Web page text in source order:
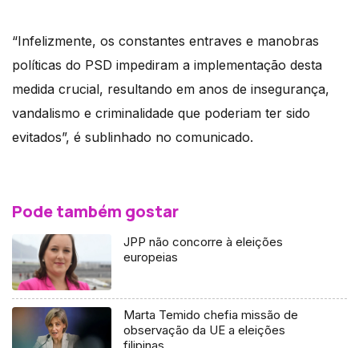
“Infelizmente, os constantes entraves e manobras
políticas do PSD impediram a implementação desta
medida crucial, resultando em anos de insegurança,
vandalismo e criminalidade que poderiam ter sido
evitados”, é sublinhado no comunicado.
Pode também gostar
JPP não concorre à eleições
europeias
Marta Temido chefia missão de
observação da UE a eleições
filipinas